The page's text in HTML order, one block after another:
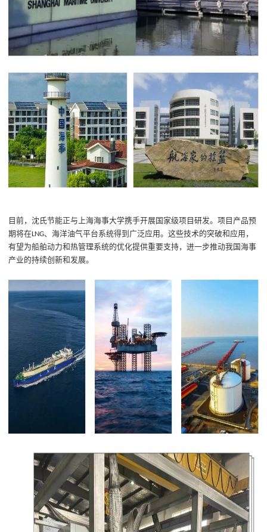
目前，沈氏节能正与上海海事大学携手开展国家级项目研发。项目产品预
期将在LNG、海洋油气平台系统得到广泛应用。这些技术的突破和应用，
有望为船舶动力和热管理系统的优化提供重要支持，进一步推动我国海事
产业的持续创新和发展。